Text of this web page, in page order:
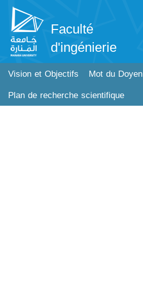
Faculté
d'ingénierie
Vision et Objectifs Mot du Doyen
Plan de recherche scientifique